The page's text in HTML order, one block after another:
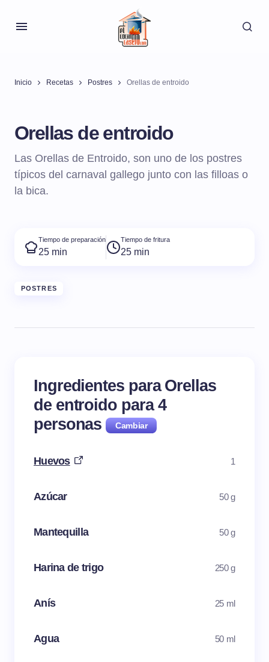
Inicio Recetas Postres Orellas de entroido
Orellas de entroido
Las Orellas de Entroido, son uno de los postres
típicos del carnaval gallego junto con las filloas o
la bica.
Tiempo de preparación
25 min
Tiempo de fritura
25 min
POSTRES
Ingredientes para Orellas
de entroido para4
personas
Huevos 1
Azúcar 50 g
Mantequilla 50 g
Harina de trigo 250 g
Anís 25 ml
Agua 50 ml